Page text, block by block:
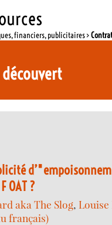
financiers, publicitaires >
OAT ?
aka The Slog,Louise
français)